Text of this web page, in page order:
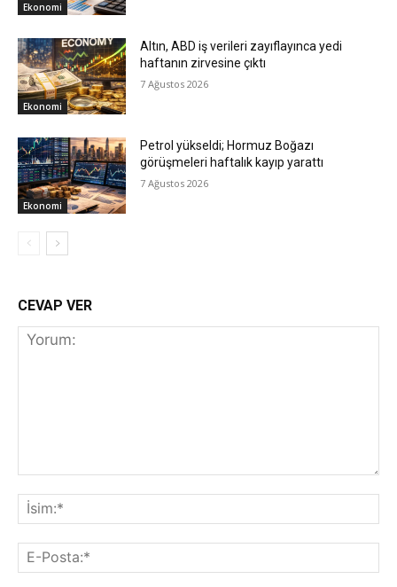
Ekonomi
Ekonomi
Altın, ABD iş verileri zayıflayınca yedi
haftanın zirvesine çıktı
7 Ağustos 2026
Ekonomi
Petrol yükseldi; Hormuz Boğazı
görüşmeleri haftalık kayıp yarattı
7 Ağustos 2026
CEVAP VER
Yorum:
E-